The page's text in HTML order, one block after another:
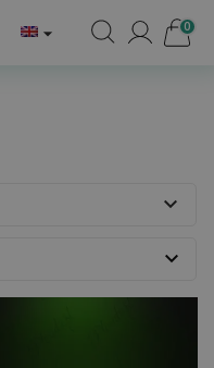
 0

